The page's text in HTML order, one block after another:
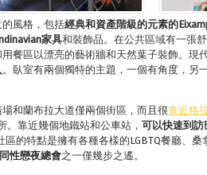
風格，包括經典和資產階級的元素的
家具和裝飾品。在公共區域有一張
餐區以漂亮的藝術牆和天然葉子裝飾。現
。臥室有兩個獨特的主題，一個有角度，另
和蘭布拉大道僅兩個街區，而且很靠近格
。靠近幾個地鐵站和公車站， 可以快速到訪
區的特點是擁有各種各樣的LGBTQ餐廳、桑
性戀夜總會之一僅幾步之遙。